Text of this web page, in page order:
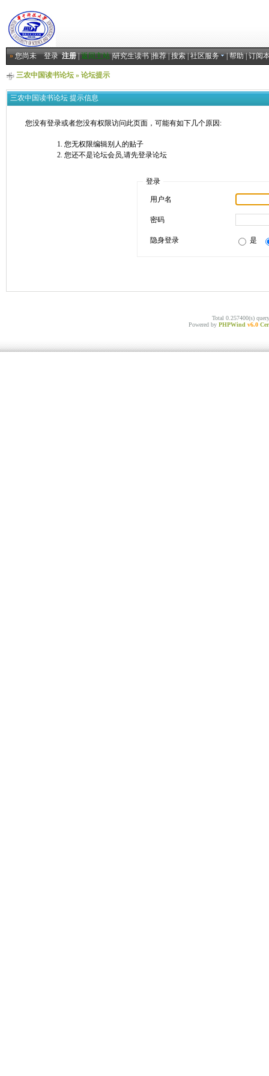
»您尚未登录 注册|返回主站|研究生读书|推荐|搜索|社区服务 |帮助|订阅
三农中国读书论坛» 论坛提示
三农中国读书论坛 提示信息
您没有登录或者您没有权限访问此页面，可能有如下几个原因:
您无权限编辑别人的贴子
您还不是论坛会员,请先登录论坛
登录
用户名
密码
隐身登录 是
Total 0.257400(s)
Powered by PHPWind v6.0